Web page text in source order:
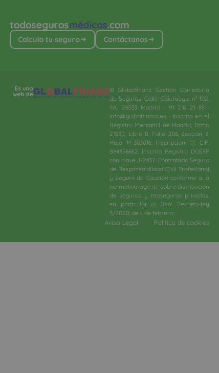
todosegurosmédicos.com
Calcula tu seguro Contáctanos
Es una
web de
© Globalfinanz Gestión Correduría
de Seguros. Calle Caleruega, nº 102,
9A, 28033 Madrid · 91 218 21 86 ·
info@globalfinanz.es · Inscrita en el
Registro Mercantil de Madrid, Tomo
21530, Libro 0, Folio 206, Sección 8,
Hoja M-383016. Inscripción 1.ª. CIF.
B84396662. Inscrita Registro DGSFP
con clave J-2437. Contratado Seguro
de Responsabilidad Civil Profesional
y Seguro de Caución conforme a la
normativa vigente sobre distribución
de seguros y reaseguros privados,
en particular al Real Decreto-ley
3/2020, de 4 de febrero.​
Aviso Legal Política de cookies